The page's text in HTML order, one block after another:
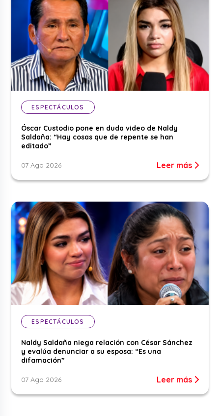
ESPECTÁCULOS
Óscar Custodio pone en duda video de Naldy
Saldaña: “Hay cosas que de repente se han
editado”
07 Ago 2026 Leer más
ESPECTÁCULOS
Naldy Saldaña niega relación con César Sánchez
y evalúa denunciar a su esposa: “Es una
difamación”
07 Ago 2026 Leer más